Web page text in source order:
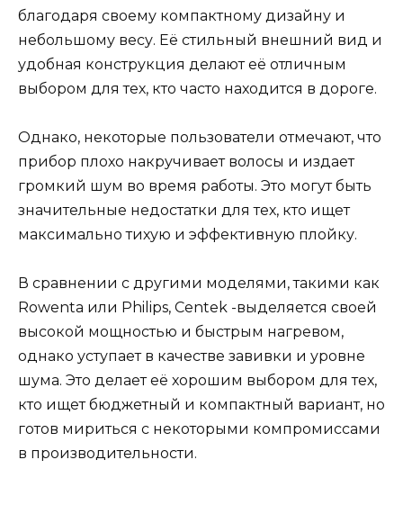
благодаря своему компактному дизайну и
небольшому весу. Её стильный внешний вид и
удобная конструкция делают её отличным
выбором для тех, кто часто находится в дороге.
Однако, некоторые пользователи отмечают, что
прибор плохо накручивает волосы и издает
громкий шум во время работы. Это могут быть
значительные недостатки для тех, кто ищет
максимально тихую и эффективную плойку.
В сравнении с другими моделями, такими как
Rowenta или Philips, Centek -выделяется своей
высокой мощностью и быстрым нагревом,
однако уступает в качестве завивки и уровне
шума. Это делает её хорошим выбором для тех,
кто ищет бюджетный и компактный вариант, но
готов мириться с некоторыми компромиссами
в производительности.